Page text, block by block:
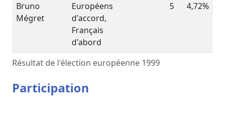
Résultat de l'élection européenne 1999
Bruno
Mégret
Européens
d'accord,
Français
d'abord
5 4,72%
Participation